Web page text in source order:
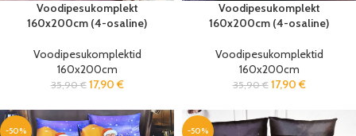
Voodipesukomplekt
160x200cm (4-osaline)
Voodipesukomplektid
160x200cm
35,90€ 17,90 €
Voodipesukomplekt
160x200cm (4-osaline)
Voodipesukomplektid
160x200cm
35,90€ 17,90 €
-50% -50%